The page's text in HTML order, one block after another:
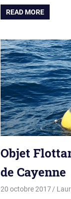
READ MORE
Objet
de Cayenne
20 octobre 2017